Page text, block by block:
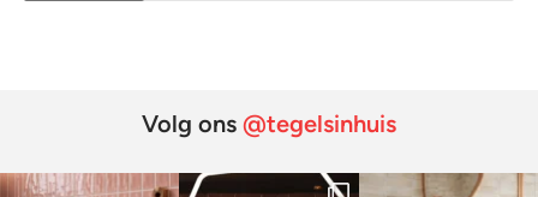
Volg ons @tegelsinhuis